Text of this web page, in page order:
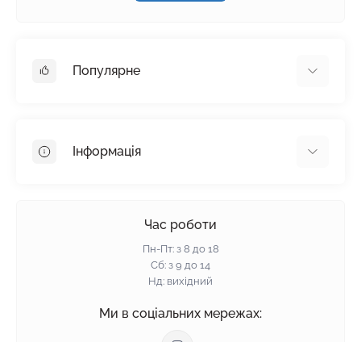
Популярне
Пінопласт
Інформація
Гарантія та повернення
Політика конфіденційності
Час роботи
Пн-Пт: з 8 до 18
Сб: з 9 до 14
Нд: вихідний
Ми в соціальних мережах: